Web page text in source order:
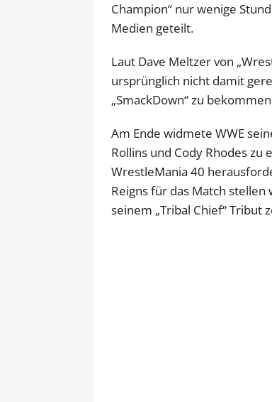
Champion“ nur wenige
Medien geteilt.
Laut Dave Meltzer von
ursprünglich nicht damit
„SmackDown“ zu
Am Ende widmete WWE
Rollins und Cody Rhodes zu
WrestleMania 40
Reigns für das Match
seinem „Tribal Chief“ Tribut